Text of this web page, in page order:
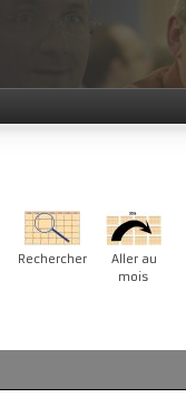
Rechercher
Aller au
mois